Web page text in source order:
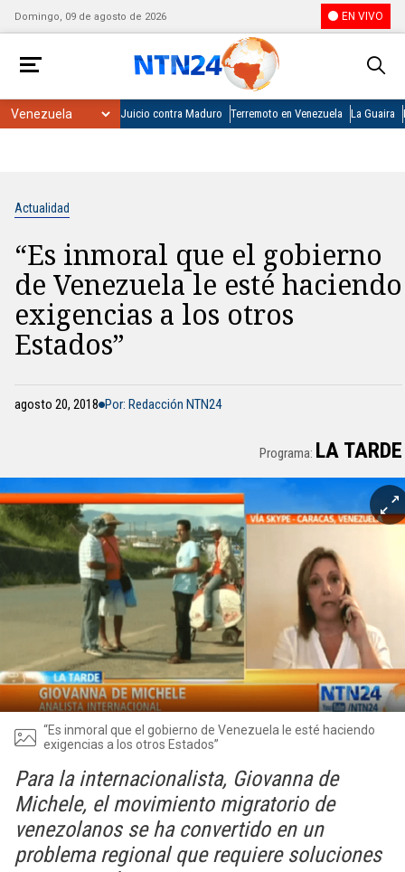
Domingo, 09 de agosto de 2026 EN VIVO
Juicio contra Maduro Terremoto en Venezuela La Guaira
Actualidad
“Es inmoral que el gobierno
de Venezuela le esté haciendo
exigencias a los otros
Estados”
agosto 20, 2018 Por: Redacción NTN24
Programa: LA TARDE
“Es inmoral que el gobierno de Venezuela le esté haciendo
exigencias a los otros Estados”
Para la internacionalista, Giovanna de
Michele, el movimiento migratorio de
venezolanos se ha convertido en un
problema regional que requiere soluciones